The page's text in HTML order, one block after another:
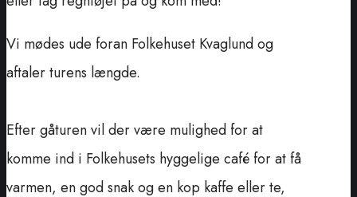
Vi mødes ude foran Folkehuset Kvaglund og
aftaler turens længde.
Efter gåturen vil der være mulighed for at
komme ind i Folkehusets hyggelige café for at få
varmen, en god snak og en kop kaffe eller te,